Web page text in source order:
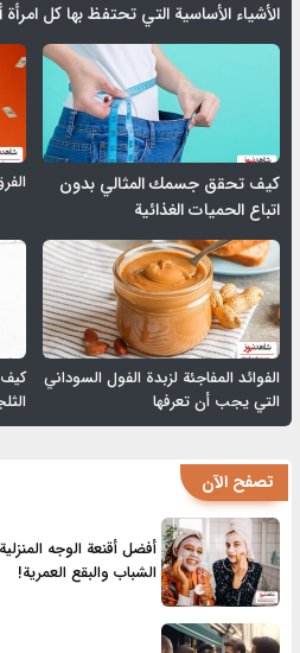
الأشياء الأساسية التي تحتفظ بها كل
كيف تحقق جسمك المثالي بدون
اتباع الحميات الغذائية
الفوائد المفاجئة لزبدة الفول السوداني
التي يجب أن تعرفها
كيف
تصفح الآن
أفضل أقنعة الوجه
الشباب والبقع العمرية!